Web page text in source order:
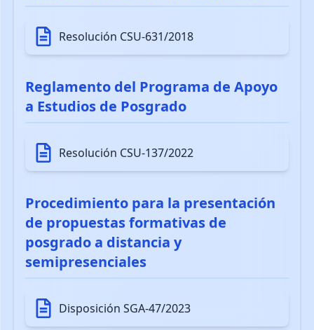
Resolución CSU-631/2018
Reglamento del Programa de Apoyo
a Estudios de Posgrado
Resolución CSU-137/2022
Procedimiento para la presentación
de propuestas formativas de
posgrado a distancia y
semipresenciales
Disposición SGA-47/2023